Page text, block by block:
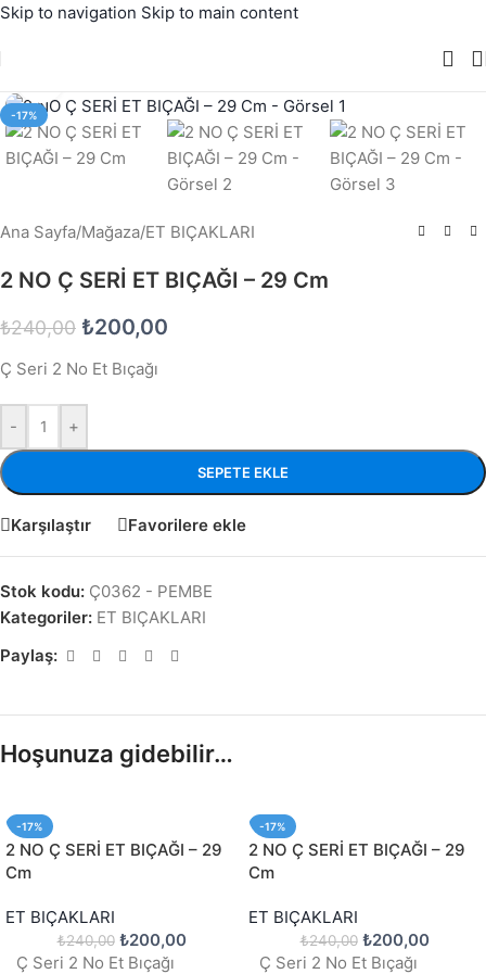
Skip to navigation Skip to main content
-17%
Ana Sayfa/Mağaza/ET BIÇAKLARI
2 NO Ç SERİ ET BIÇAĞI – 29 Cm
₺240,00 ₺200,00
Ç Seri 2 No Et Bıçağı
- +
SEPETE EKLE
Karşılaştır Favorilere ekle
Stok kodu: Ç0362 - PEMBE
Kategoriler: ET BIÇAKLARI
Paylaş:
Hoşunuza gidebilir…
-17%
2 NO Ç SERİ ET BIÇAĞI – 29
Cm
ET BIÇAKLARI
₺240,00 ₺200,00
Ç Seri 2 No Et Bıçağı
-17%
2 NO Ç SERİ ET BIÇAĞI – 29
Cm
ET BIÇAKLARI
₺240,00 ₺200,00
Ç Seri 2 No Et Bıçağı